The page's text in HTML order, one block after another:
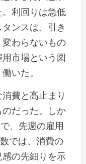
利回りは急低
ンスは、引き
わらないもの
市場という図
いた。
費と高止まり
だった。しか
、先週の雇用
では、消費の
の先細りを示